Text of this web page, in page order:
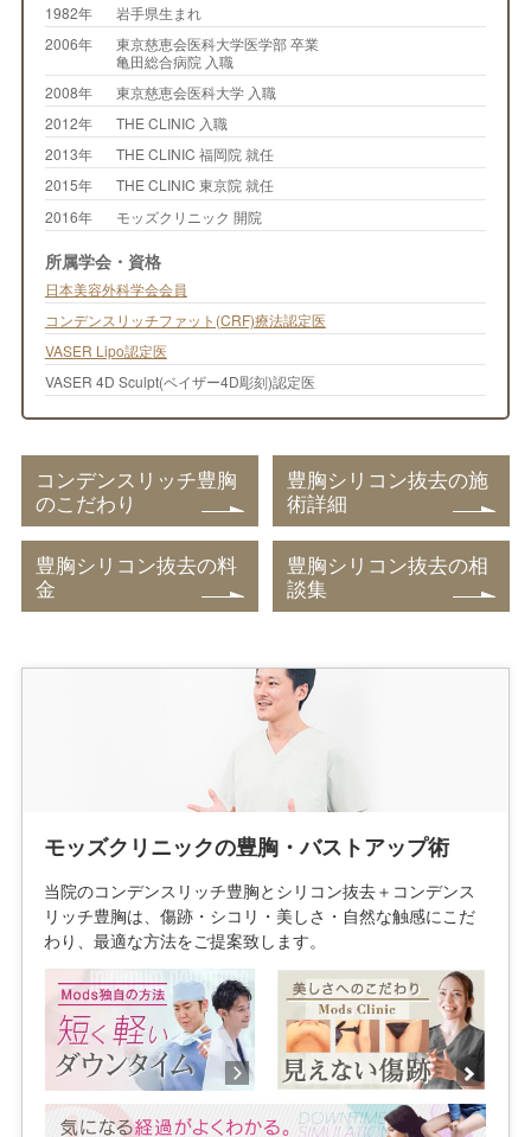
1982年
岩手県生まれ
2006年
東京慈恵会医科大学医学部 卒業
亀田総合病院 入職
2008年
東京慈恵会医科大学 入職
2012年
THE CLINIC 入職
2013年
THE CLINIC 福岡院 就任
2015年
THE CLINIC 東京院 就任
2016年
モッズクリニック 開院
所属学会・資格
日本美容外科学会会員
コンデンスリッチファット(CRF)療法認定医
VASER Lipo認定医
VASER 4D Sculpt(ベイザー4D彫刻)認定医
コンデンスリッチ豊胸
のこだわり
豊胸シリコン抜去の施
術詳細
豊胸シリコン抜去の料
金
豊胸シリコン抜去の相
談集
モッズクリニックの豊胸・バストアップ術
当院のコンデンスリッチ豊胸とシリコン抜去＋コンデンス
リッチ豊胸は、傷跡・シコリ・美しさ・自然な触感にこだ
わり、最適な方法をご提案致します。